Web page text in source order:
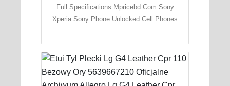
Full Specifications Mpricebd Com Sony
Xperia Sony Phone Unlocked Cell Phones